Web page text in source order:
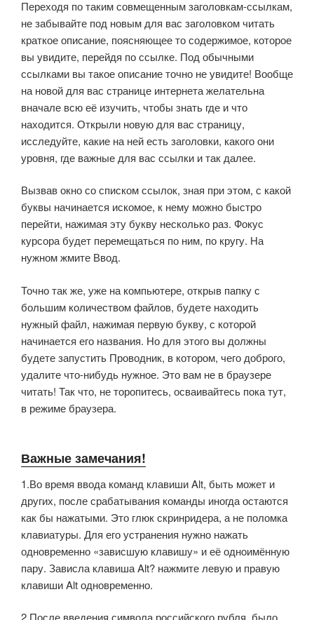
Переходя по таким совмещенным заголовкам-ссылкам,
не забывайте под новым для вас заголовком читать
краткое описание, поясняющее то содержимое, которое
вы увидите, перейдя по ссылке. Под обычными
ссылками вы такое описание точно не увидите! Вообще
на новой для вас странице интернета желательна
вначале всю её изучить, чтобы знать где и что
находится. Открыли новую для вас страницу,
исследуйте, какие на ней есть заголовки, какого они
уровня, где важные для вас ссылки и так далее.
Вызвав окно со списком ссылок, зная при этом, с какой
буквы начинается искомое, к нему можно быстро
перейти, нажимая эту букву несколько раз. Фокус
курсора будет перемещаться по ним, по кругу. На
нужном жмите Ввод.
Точно так же, уже на компьютере, открыв папку с
большим количеством файлов, будете находить
нужный файл, нажимая первую букву, с которой
начинается его названия. Но для этого вы должны
будете запустить Проводник, в котором, чего доброго,
удалите что-нибудь нужное. Это вам не в браузере
читать! Так что, не торопитесь, осваивайтесь пока тут,
в режиме браузера.
Важные замечания!
1.Во время ввода команд клавиши Alt, быть может и
других, после срабатывания команды иногда остаются
как бы нажатыми. Это глюк скринридера, а не поломка
клавиатуры. Для его устранения нужно нажать
одновременно «зависшую клавишу» и её одноимённую
пару. Зависла клавиша Alt? нажмите левую и правую
клавиши Alt одновременно.
2.После введения символа российского рубля, было